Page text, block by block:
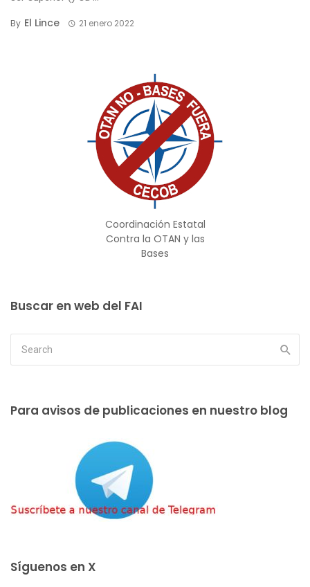
By El Lince 21 enero 2022
Coordinación Estatal
Contra la OTAN y las
Bases
Buscar en web del FAI
Para avisos de publicaciones en nuestro blog
Síguenos en X